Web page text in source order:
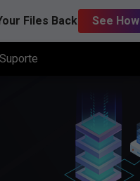
Files Back See How
Suporte